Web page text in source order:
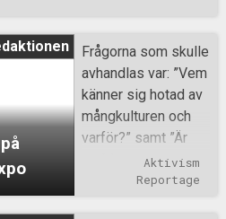
Frågorna som skulle
avhandlas var: ”Vem
känner sig hotad av
mångkulturen och
varför?” samt ”Är
problemet unga arga
män eller en
Aktivism
Reportage